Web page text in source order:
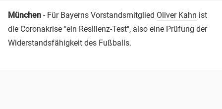
München - Für Bayerns Vorstandsmitglied Oliver Kahn ist
die Coronakrise "ein Resilienz-Test", also eine Prüfung der
Widerstandsfähigkeit des Fußballs.